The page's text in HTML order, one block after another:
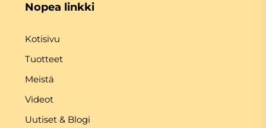
Nopea linkki
Kotisivu
Tuotteet
Meistä
Videot
Uutiset & Blogi